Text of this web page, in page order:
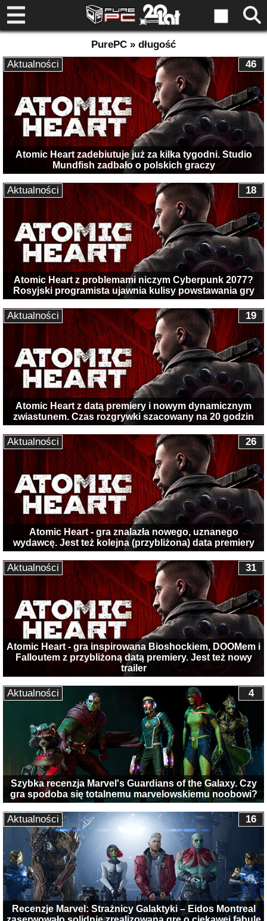
PurePC » długość
Atomic Heart zadebiutuje już za kilka tygodni. Studio
Mundfish zadbało o polskich graczy
46
Aktualności
Atomic Heart z problemami niczym Cyberpunk 2077?
Rosyjski programista ujawnia kulisy powstawania gry
18
Aktualności
Atomic Heart z datą premiery i nowym dynamicznym
zwiastunem. Czas rozgrywki szacowany na 20 godzin
19
Aktualności
Atomic Heart - gra znalazła nowego, uznanego
wydawcę. Jest też kolejna (przybliżona) data premiery
26
Aktualności
Atomic Heart - gra inspirowana Bioshockiem, DOOMem i
Falloutem z przybliżoną datą premiery. Jest też nowy
trailer
31
Aktualności
Szybka recenzja Marvel's Guardians of the Galaxy. Czy
gra spodoba się totalnemu marvelowskiemu noobowi?
4
Aktualności
Recenzje Marvel: Strażnicy Galaktyki – Eidos Montreal
16
Aktualności